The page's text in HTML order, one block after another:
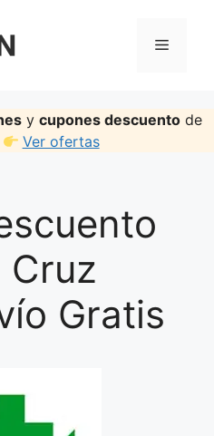
Menu
ycupones descuento de
Ver ofertas
Cruz
Gratis